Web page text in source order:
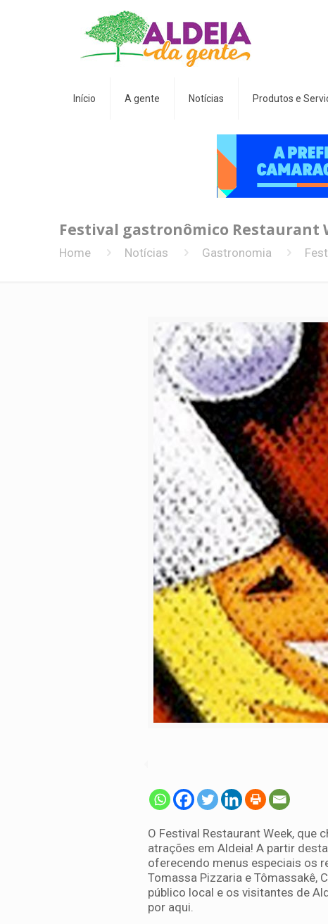
Início A gente Notícias Produtos e
Festival gastronômico Restaurant
Home Notícias Gastronomia
O Festival Restaurant Week, que
atrações em Aldeia! A partir
oferecendo menus especiais os
Tomassa Pizzaria e Tômassakê,
público local e os visitantes de
por aqui.